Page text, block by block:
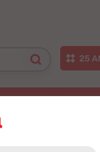
spălării express